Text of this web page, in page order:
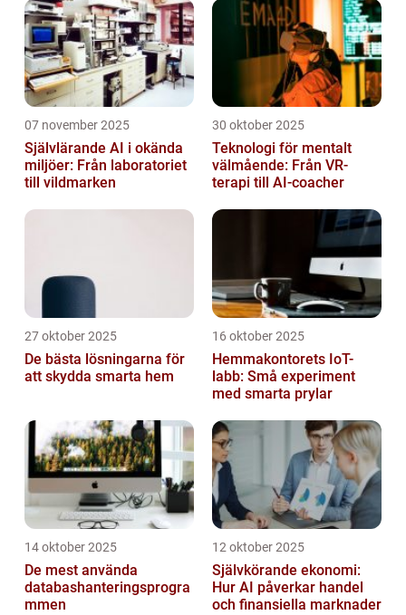
07 november 2025
Självlärande AI i okända
miljöer: Från laboratoriet
till vildmarken
30 oktober 2025
Teknologi för mentalt
välmående: Från VR-
terapi till AI-coacher
27 oktober 2025
De bästa lösningarna för
att skydda smarta hem
16 oktober 2025
Hemmakontorets IoT-
labb: Små experiment
med smarta prylar
14 oktober 2025
De mest använda
databashanteringsprogra
mmen
12 oktober 2025
Självkörande ekonomi:
Hur AI påverkar handel
och finansiella marknader